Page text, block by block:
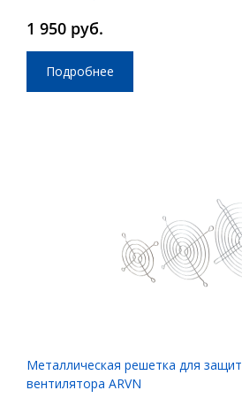
1 950 руб.
Подробнее
Металлическая решетка для
вентилятора ARVN